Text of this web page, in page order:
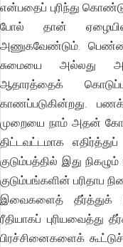
என்பதைப் புரிந்து
போல் தான்
அணுகவேண்டும்.
சுமையை அல்லது
ஆதாரத்தைக்
காணப்படுகின்றது.
முறையை நாம் அதன்
திட்டவட்டமாக
குடும்பத்தில் இது
குடும்பங்களின் பரிதாப
இவைகளைத் தீர்த்துக்
ரீதியாகப் புரியவைத்து
பிரச்சினைகளைக்